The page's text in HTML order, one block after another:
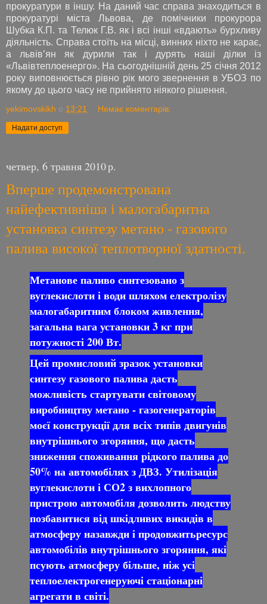
прокуратури в іншу. На даний час справа знаходиться в
прокуратурі міста Львова, де помічники прокурора
Шубка К.П. та Телюк Г.В. як і всі інші «вдають» бурхливу
діяльність. Справа стоїть на місці, винних ніхто не карає,
а львів’ян як дурили так і дурять наші ділки із
«Львівтеплоенерго». На сьогоднішній день 25 січня 2012
року виповнюється рівно рік мого звернення в УБОЗ по
якому до цього часу не прийнято ніякого рішення.
yekimovskikh о 13:21 Немає коментарів:
Надати доступ
четвер, 6 травня 2010 р.
Вперше продемонстрована
найефективніша і малогабаритна
установка синтезу метано - газового
палива високої теплотворної здатності.
Метанове паливо синтезовано з
вуглекислоти і води шляхом електролізу
малогабаритним блоком живлення,
загальна вага установки 3 кг при
потужності 200 Вт.
Цей промисловий зразок установки
синтезу газового палива дасть
можливість стартувати світовому
виробництву метано - газогенераторів
моєї конструкції для всіх типів двигунів
внутрішнього згоряння, що дасть
зниження споживання рідкого палива до
50% на автомобілях з ДВЗ. Утилізація
вуглекислоти і СО2 з вихлопного
пристрою автомобіля дозволить людству
позбавитися від шкідливих викидів в
атмосферу назавжди і продовжитьресурс
автомобілів внутрішнього згоряння, які
псують атмосферу більше, ніж усі
теплоелектрогенеруючі стаціонарні
агрегати в світі.